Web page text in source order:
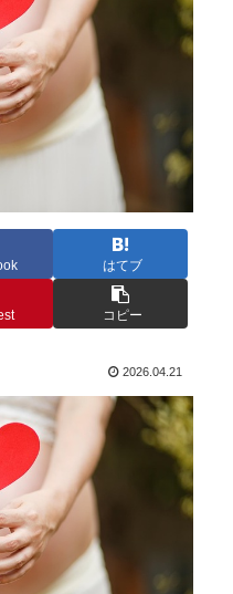
はてブ
コピー
2026.04.21